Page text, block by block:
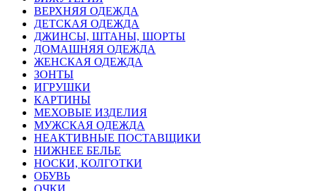
ВЕРХНЯЯ ОДЕЖДА
ДЕТСКАЯ ОДЕЖДА
ДЖИНСЫ, ШТАНЫ, ШОРТЫ
ДОМАШНЯЯ ОДЕЖДА
ЖЕНСКАЯ ОДЕЖДА
ЗОНТЫ
ИГРУШКИ
КАРТИНЫ
МЕХОВЫЕ ИЗДЕЛИЯ
МУЖСКАЯ ОДЕЖДА
НЕАКТИВНЫЕ ПОСТАВЩИКИ
НИЖНЕЕ БЕЛЬЕ
НОСКИ, КОЛГОТКИ
ОБУВЬ
ОЧКИ